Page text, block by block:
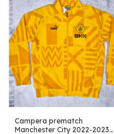
Campera prematch
Manchester City 2022-2023